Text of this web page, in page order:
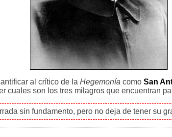
al crítico de laHegemonía comoSan
cuales son los tres milagros que encuentran
sin fundamento, pero no deja de tener su